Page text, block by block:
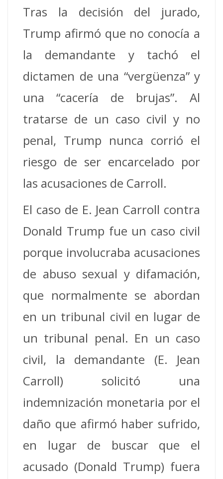
Tras la decisión del jurado,
Trump afirmó que no conocía a
la demandante y tachó el
dictamen de una “vergüenza” y
una “cacería de brujas”. Al
tratarse de un caso civil y no
penal, Trump nunca corrió el
riesgo de ser encarcelado por
las acusaciones de Carroll.
El caso de E. Jean Carroll contra
Donald Trump fue un caso civil
porque involucraba acusaciones
de abuso sexual y difamación,
que normalmente se abordan
en un tribunal civil en lugar de
un tribunal penal. En un caso
civil, la demandante (E. Jean
Carroll) solicitó una
indemnización monetaria por el
daño que afirmó haber sufrido,
en lugar de buscar que el
acusado (Donald Trump) fuera